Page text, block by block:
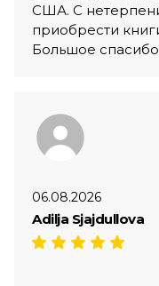
США. С
приобрести
Большое
06.08.2026
Adilja Sjajdullova